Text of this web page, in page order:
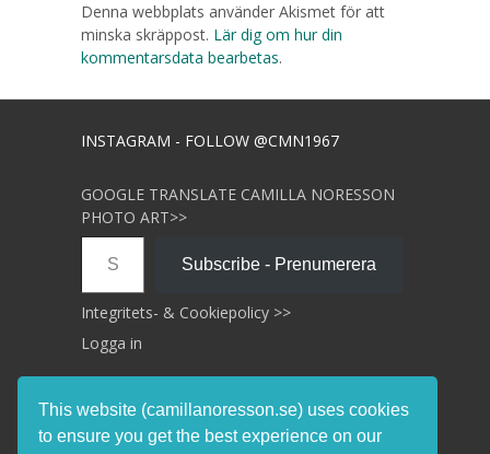
Denna webbplats använder Akismet för att
minska skräppost. Lär dig om hur din
kommentarsdata bearbetas.
INSTAGRAM - FOLLOW @CMN1967
GOOGLE TRANSLATE CAMILLA NORESSON
PHOTO ART>>
Skriv din e-post …
Subscribe - Prenumerera
Integritets- & Cookiepolicy >>
Logga in
This website (camillanoresson.se) uses cookies
to ensure you get the best experience on our